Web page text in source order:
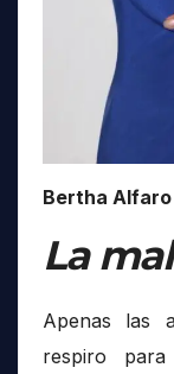
Bertha Alfaro
La
Apenas las
respiro